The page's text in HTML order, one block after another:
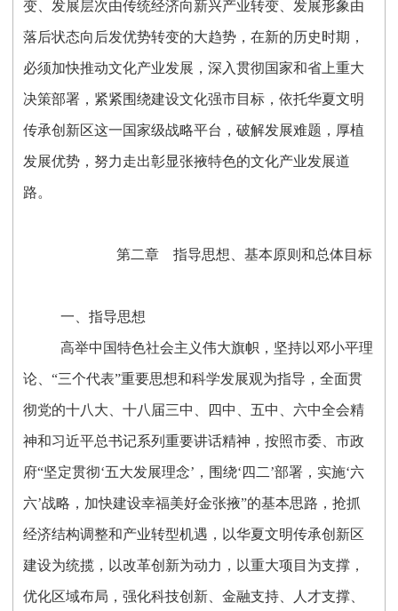
变、发展层次由传统经济向新兴产业转变、发展形象由
落后状态向后发优势转变的大趋势，在新的历史时期，
必须加快推动文化产业发展，深入贯彻国家和省上重大
决策部署，紧紧围绕建设文化强市目标，依托华夏文明
传承创新区这一国家级战略平台，破解发展难题，厚植
发展优势，努力走出彰显张掖特色的文化产业发展道
路。
第二章 指导思想、基本原则和总体目标
一、指导思想
高举中国特色社会主义伟大旗帜，坚持以邓小平理
论、“三个代表”重要思想和科学发展观为指导，全面贯
彻党的十八大、十八届三中、四中、五中、六中全会精
神和习近平总书记系列重要讲话精神，按照市委、市政
府“坚定贯彻‘五大发展理念’，围绕‘四二’部署，实施‘六
六’战略，加快建设幸福美好金张掖”的基本思路，抢抓
经济结构调整和产业转型机遇，以华夏文明传承创新区
建设为统揽，以改革创新为动力，以重大项目为支撑，
优化区域布局，强化科技创新、金融支持、人才支撑、